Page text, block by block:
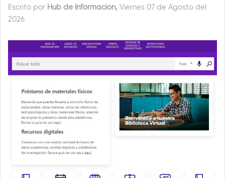
Escrito por Hub de Información, Viernes 07 de Agosto del
2026